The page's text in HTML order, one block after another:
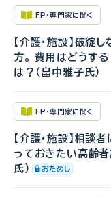
FP・専門家に聞く
【介護・施設】破綻
方。 費用はどうす
は？（畠中雅子氏）
FP・専門家に聞く
【介護・施設】相談
っておきたい高齢
氏）